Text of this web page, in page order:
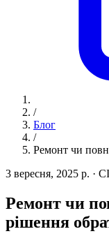
/
Блог
/
Ремонт чи
3 вересня, 2025 р. ·
Ремонт чи
рішення